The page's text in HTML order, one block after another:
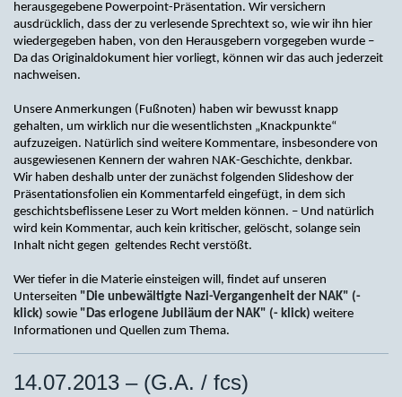
herausgegebene Powerpoint-Präsentation. Wir versichern
ausdrücklich, dass der zu verlesende Sprechtext so, wie wir ihn hier
wiedergegeben haben, von den Herausgebern vorgegeben wurde –
Da das Originaldokument hier vorliegt, können wir das auch jederzeit
nachweisen.
Unsere Anmerkungen (Fußnoten) haben wir bewusst knapp
gehalten, um wirklich nur die wesentlichsten „Knackpunkte“
aufzuzeigen. Natürlich sind weitere Kommentare, insbesondere von
ausgewiesenen Kennern der wahren NAK-Geschichte, denkbar.
Wir haben deshalb unter der zunächst folgenden Slideshow der
Präsentationsfolien ein Kommentarfeld eingefügt, in dem sich
geschichtsbeflissene Leser zu Wort melden können. – Und natürlich
wird kein Kommentar, auch kein kritischer, gelöscht, solange sein
Inhalt nicht gegen geltendes Recht verstößt.
Wer tiefer in die Materie einsteigen will, findet auf unseren
Unterseiten "Die unbewältigte Nazi-Vergangenheit der NAK" (-
klick) sowie "Das erlogene Jubiläum der NAK" (- klick) weitere
Informationen und Quellen zum Thema.
14.07.2013 – (G.A. / fcs)